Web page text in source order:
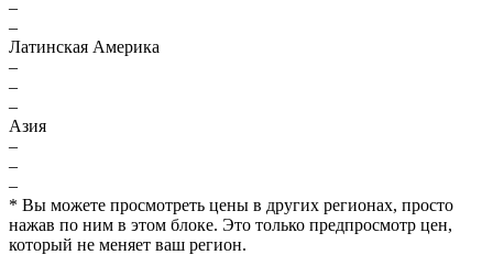
–
–
Латинская Америка
–
–
–
Азия
–
–
–
* Вы можете просмотреть цены в других регионах, просто
нажав по ним в этом блоке. Это только предпросмотр цен,
который не меняет ваш регион.